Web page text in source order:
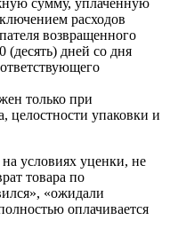
сумму, уплаченную
расходов
возвращенного
(десять) дней со дня
только при
целостности упаковки и
условиях уценки, не
товара по
«ожидали
оплачивается